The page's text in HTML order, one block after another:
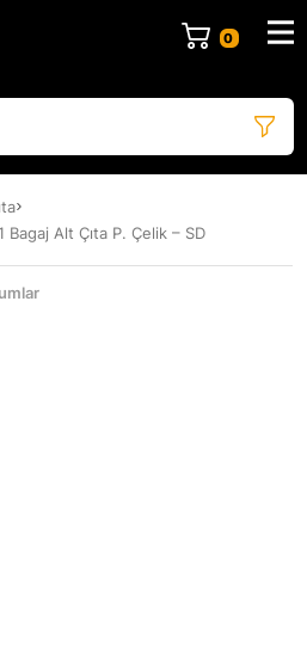
Alt Çıta P. Çelik – SD